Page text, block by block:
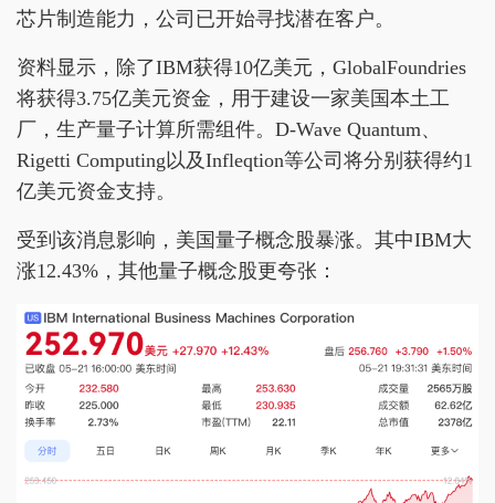
芯片制造能力，公司已开始寻找潜在客户。
资料显示，除了IBM获得10亿美元，GlobalFoundries
将获得3.75亿美元资金，用于建设一家美国本土工
厂，生产量子计算所需组件。D-Wave Quantum、
Rigetti Computing以及Infleqtion等公司将分别获得约1
亿美元资金支持。
受到该消息影响，美国量子概念股暴涨。其中IBM大
涨12.43%，其他量子概念股更夸张：